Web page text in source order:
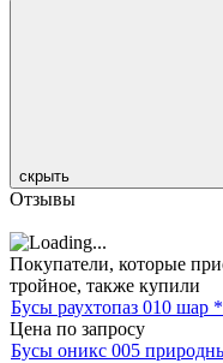
скрыть
Отзывы
Покупатели, которые
тройное, также купили
Бусы раухтопаз 010 шар
Цена по запросу
Бусы оникс 005